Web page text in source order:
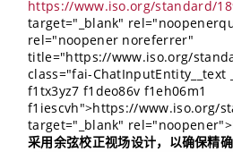
https://www.iso.org/standard/
target="_blank"
rel="noopener noreferrer"
title="https://www.iso.org/
class="fai-ChatInputEntity__text
f1tx3yz7 f1deo86v f1eh06m1
f1iescvh">https://www.iso.org/
target="_blank" rel="noopener">
采用余弦校正视场设计，以确保精确